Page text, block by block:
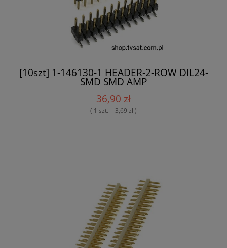
[10szt] 1-146130-1 HEADER-2-ROW DIL24-
SMD SMD AMP
36,90 zł
( 1 szt. = 3,69 zł )